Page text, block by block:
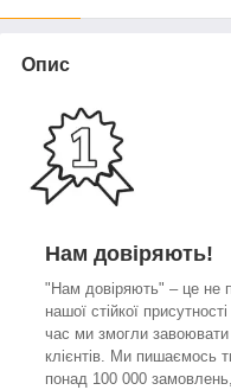
Опис
Нам довіряють!
"Нам довіряють" – це не
нашої стійкої
час ми змогли
клієнтів. Ми пишаємось
понад 100 000